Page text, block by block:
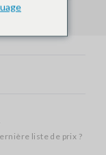
liste de prix ?